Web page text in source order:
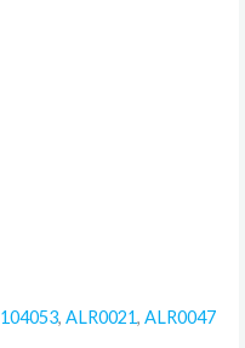
104053, ALR0021, ALR0047